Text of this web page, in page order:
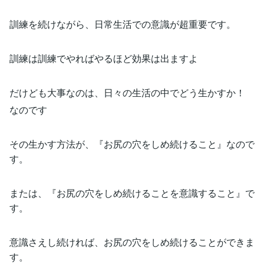
訓練を続けながら、日常生活での意識が超重要です。
訓練は訓練でやればやるほど効果は出ますよ
だけども大事なのは、日々の生活の中でどう生かすか！
なのです
その生かす方法が、『お尻の穴をしめ続けること』なので
す。
または、『お尻の穴をしめ続けることを意識すること』で
す。
意識さえし続ければ、お尻の穴をしめ続けることができま
す。